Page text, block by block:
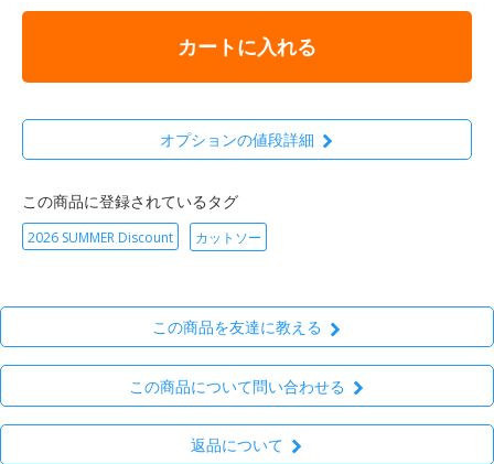
カートに入れる
オプションの値段詳細
この商品に登録されているタグ
2026 SUMMER Discount カットソー
この商品を友達に教える
この商品について問い合わせる
返品について